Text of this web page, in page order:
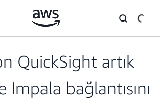
QuickSight artık
Impala bağlantısını